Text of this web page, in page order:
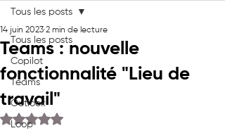
Tous les posts
Copilot
Teams
Outlook
Loop
Tous les posts
Teams : nouvelle
fonctionnalité "Lieu de
travail"
14 juin 2023 2 min de lecture
Noté NaN étoiles sur 5.